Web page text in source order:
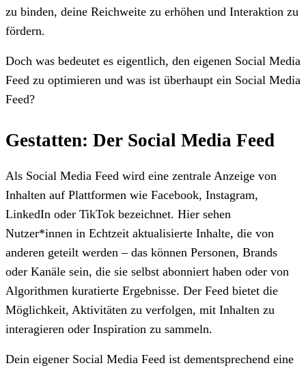
zu binden, deine Reichweite zu erhöhen und Interaktion zu
fördern.
Doch was bedeutet es eigentlich, den eigenen Social Media
Feed zu optimieren und was ist überhaupt ein Social Media
Feed?
Gestatten: Der Social Media Feed
Als Social Media Feed wird eine zentrale Anzeige von
Inhalten auf Plattformen wie Facebook, Instagram,
LinkedIn oder TikTok bezeichnet. Hier sehen
Nutzer*innen in Echtzeit aktualisierte Inhalte, die von
anderen geteilt werden – das können Personen, Brands
oder Kanäle sein, die sie selbst abonniert haben oder von
Algorithmen kuratierte Ergebnisse. Der Feed bietet die
Möglichkeit, Aktivitäten zu verfolgen, mit Inhalten zu
interagieren oder Inspiration zu sammeln.
Dein eigener Social Media Feed ist dementsprechend eine